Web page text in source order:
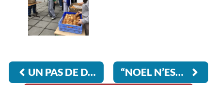
UN PAS DE DANSE À LA COUR ROYALE
“NOËL N’EST PAS UN JOUR NI UNE SAISON, C’EST UN ÉTAT D’ESPRIT.” (CALVIN COOLIDGE)